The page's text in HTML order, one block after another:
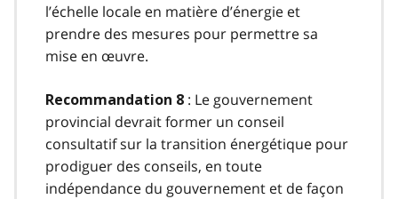
l’échelle locale en matière d’énergie et
prendre des mesures pour permettre sa
mise en œuvre.
Recommandation 8 : Le gouvernement
provincial devrait former un conseil
consultatif sur la transition énergétique pour
prodiguer des conseils, en toute
indépendance du gouvernement et de façon